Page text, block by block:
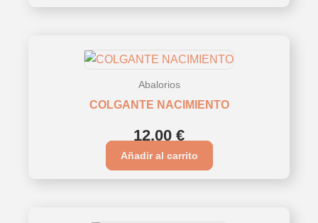
Abalorios
COLGANTE NACIMIENTO
12,00 €
Añadir al carrito